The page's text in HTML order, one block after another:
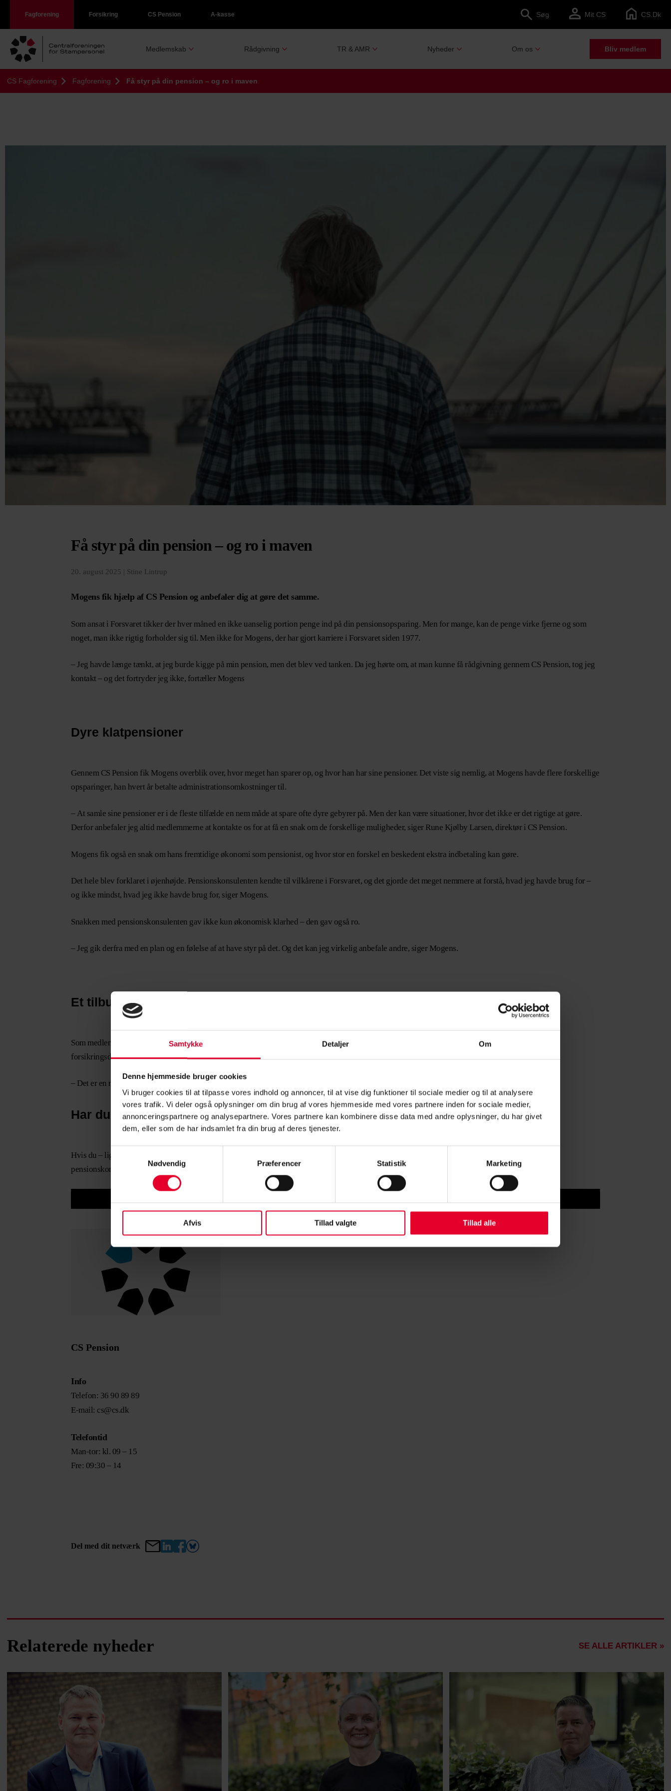
Samtykke Detaljer Om
Denne hjemmeside bruger cookies
Vi bruger cookies til at tilpasse vores indhold og annoncer, til at vise dig funktioner til sociale medier og til at analysere
vores trafik. Vi deler også oplysninger om din brug af vores hjemmeside med vores partnere inden for sociale medier,
annonceringspartnere og analysepartnere. Vores partnere kan kombinere disse data med andre oplysninger, du har givet
dem, eller som de har indsamlet fra din brug af deres tjenester.
Nødvendig
Præferencer Statistik Marketing
Afvis Tillad valgte Tillad alle
Fagforening Forsikring CS Pension A-kasse Søg Mit CS CS.dk
Medlemskab Rådgivning TR & AMR Nyheder Om os Bliv medlem
CS Fagforening Fagforening Få styr på din pension – og ro i maven
Få styr på din pension – og ro i maven
20. august 2025 | Stine Lintrup
Mogens fik hjælp af CS Pension og anbefaler dig at gøre det samme.
Som ansat i Forsvaret tikker der hver måned en ikke uanselig portion penge ind på din pensionsopsparing. Men for mange, kan de penge virke fjerne og som
noget, man ikke rigtig forholder sig til. Men ikke for Mogens, der har gjort karriere i Forsvaret siden 1977.
– Jeg havde længe tænkt, at jeg burde kigge på min pension, men det blev ved tanken. Da jeg hørte om, at man kunne få rådgivning gennem CS Pension, tog jeg
kontakt – og det fortryder jeg ikke, fortæller Mogens
Dyre klatpensioner
Gennem CS Pension fik Mogens overblik over, hvor meget han sparer op, og hvor han har sine pensioner. Det viste sig nemlig, at Mogens havde flere forskellige
opsparinger, han hvert år betalte administrationsomkostninger til.
–At samle sine pensioner er i de fleste tilfælde en nem måde at spare ofte dyre gebyrer på. Men der kan være situationer, hvor det ikke er det rigtige at gøre.
Derfor anbefaler jeg altid medlemmerne at kontakte os for at få en snak om de forskellige muligheder, siger Rune Kjølby Larsen, direktør i CS Pension.
Mogens fik også en snak om hans fremtidige økonomi som pensionist, og hvor stor en forskel en beskedent ekstra indbetaling kan gøre.
Det hele blev forklaret i øjenhøjde. Pensionskonsulenten kendte til vilkårene i Forsvaret, og det gjorde det meget nemmere at forstå, hvad jeg havde brug for –
og ikke mindst, hvad jeg ikke havde brug for, siger Mogens.
Snakken med pensionskonsulenten gav ikke kun økonomisk klarhed – den gav også ro.
–Jeg gik derfra med en plan og en følelse af at have styr på det. Og det kan jeg virkelig anbefale andre, siger Mogens.
Et tilbud til alle CS-medlemmer
Som medlem af CS har du mulighed for at tage kontakt til CS Pension. Her kan du få hjælp til alt fra opsparingsstrategi og investeringsvalg til
forsikringsdækning og udbetalingstidspunkter.
– Det er en noget, man nemt glemmer i en travl hverdag. Men det er guld værd at bruge et par timer på det, afslutter Mogens.
Har du styr på din pension?
Hvis du – ligesom Mogens – gerne vil have overblik over din fremtidige økonomi, så kontakt CS Pension og få en uforpligtende snak med en
pensionskonsulent.
CS Pension
Info
Telefon: 36 90 89 89
E-mail: cs@cs.dk
Telefontid
Man-tor: kl. 09 – 15
Fre: 09:30 – 14
Del med dit netværk
Relaterede nyheder SE ALLE ARTIKLER »